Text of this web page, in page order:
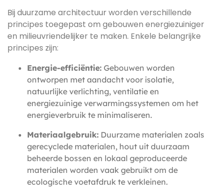
Bij duurzame architectuur worden verschillende
principes toegepast om gebouwen energiezuiniger
en milieuvriendelijker te maken. Enkele belangrijke
principes zijn:
Energie-efficiëntie: Gebouwen worden
ontworpen met aandacht voor isolatie,
natuurlijke verlichting, ventilatie en
energiezuinige verwarmingssystemen om het
energieverbruik te minimaliseren.
Materiaalgebruik: Duurzame materialen zoals
gerecyclede materialen, hout uit duurzaam
beheerde bossen en lokaal geproduceerde
materialen worden vaak gebruikt om de
ecologische voetafdruk te verkleinen.